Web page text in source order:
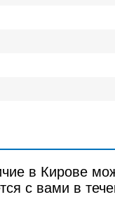
в Кирове
с вами в